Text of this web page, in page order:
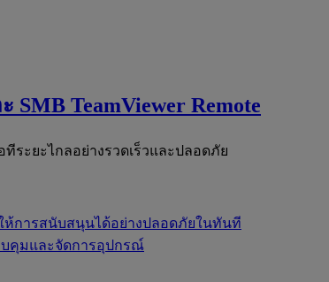
SMB TeamViewer Remote
ระยะไกลอย่างรวดเร็วและปลอดภัย
ห้การสนับสนุนได้อย่างปลอดภัยในทันที
คุมและจัดการอุปกรณ์